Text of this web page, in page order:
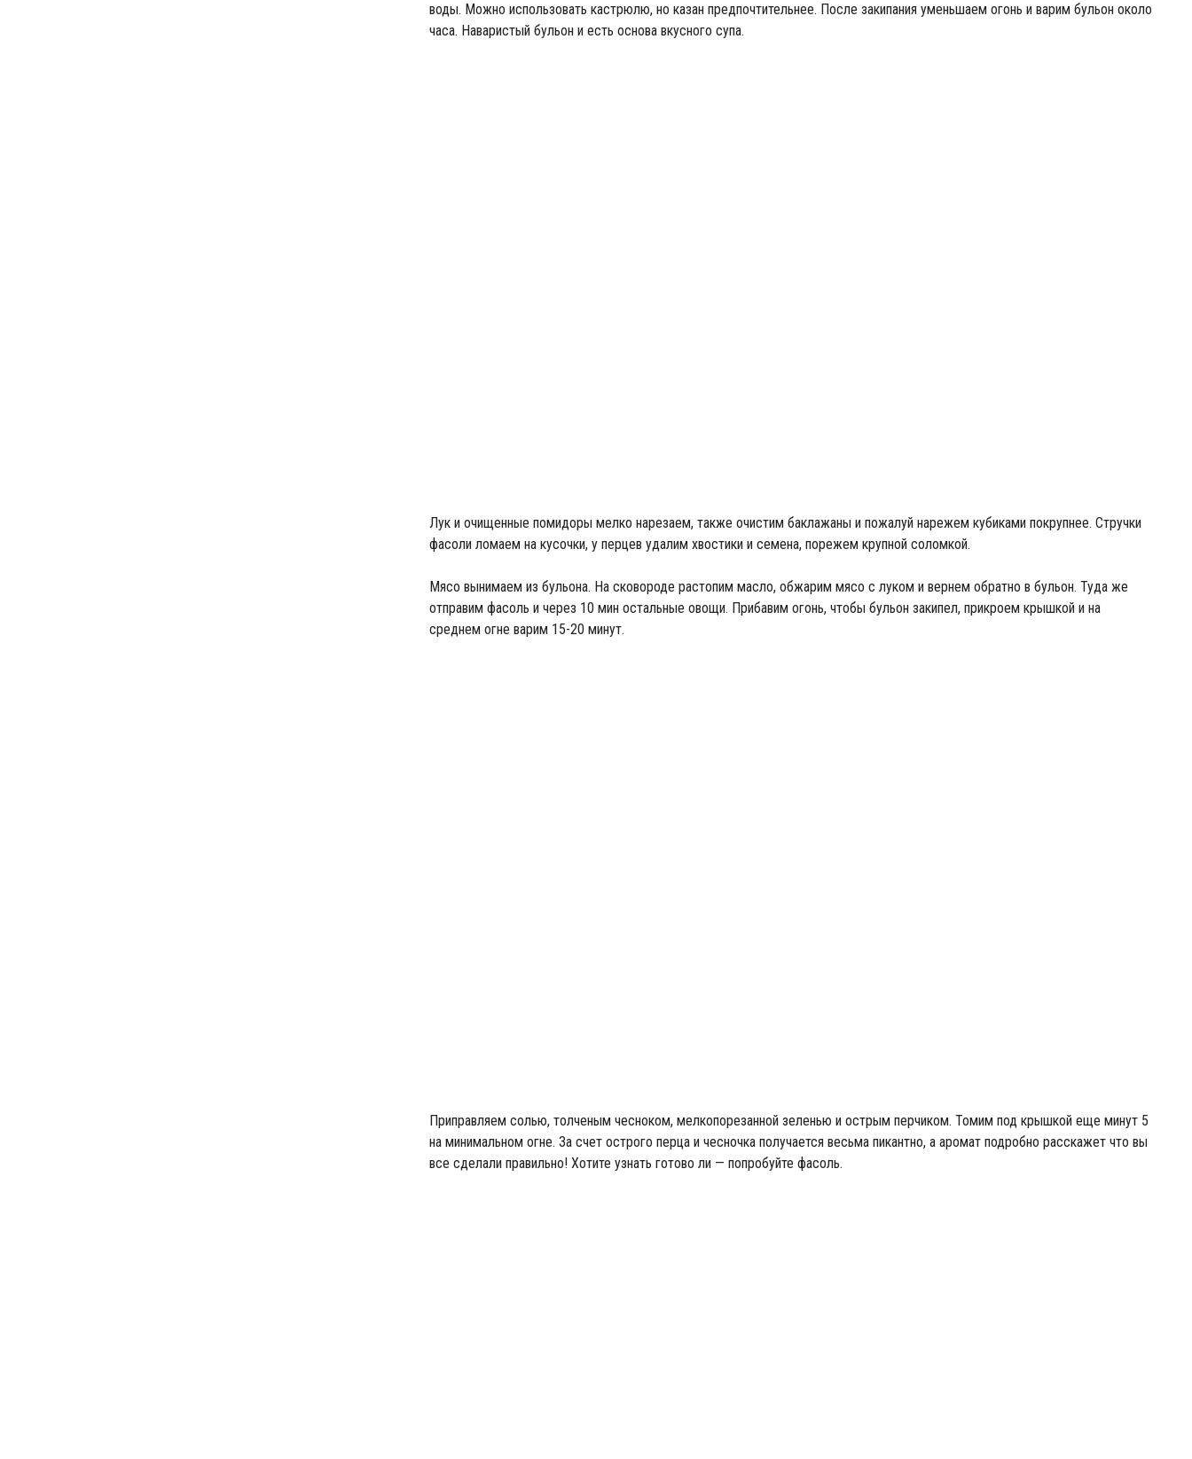
воды. Можно использовать кастрюлю, но казан предпочтительнее. После закипания уменьшаем огонь и варим бульон около
часа. Наваристый бульон и есть основа вкусного супа.
Лук и очищенные помидоры мелко нарезаем, также очистим баклажаны и пожалуй нарежем кубиками покрупнее. Стручки
фасоли ломаем на кусочки, у перцев удалим хвостики и семена, порежем крупной соломкой.
Мясо вынимаем из бульона. На сковороде растопим масло, обжарим мясо с луком и вернем обратно в бульон. Туда же
отправим фасоль и через 10 мин остальные овощи. Прибавим огонь, чтобы бульон закипел, прикроем крышкой и на
среднем огне варим 15-20 минут.
Приправляем солью, толченым чесноком, мелкопорезанной зеленью и острым перчиком. Томим под крышкой еще минут 5
на минимальном огне. За счет острого перца и чесночка получается весьма пикантно, а аромат подробно расскажет что вы
все сделали правильно! Хотите узнать готово ли — попробуйте фасоль.